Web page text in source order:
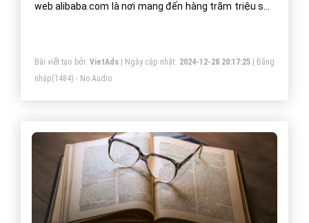
web alibaba.com là nơi mang đến hàng trăm triệu sản
quốc gia và khu vực.
Bài viết tạo bởi: VietAds| Ngày cập nhật: 2024-12-28 20:17:25|Đăng
nhập(1484) - No Audio